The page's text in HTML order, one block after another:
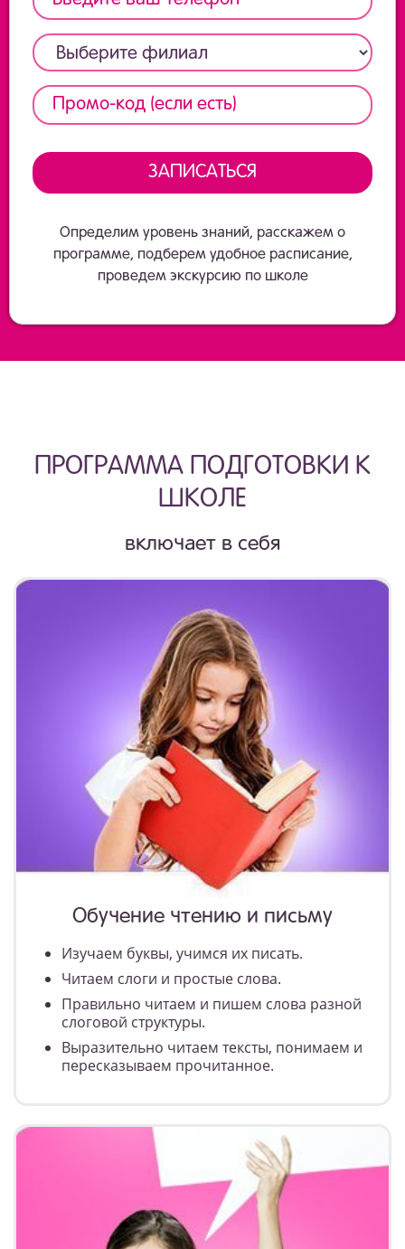
Определим уровень знаний, расскажем о
программе, подберем удобное расписание,
проведем экскурсию по школе
ПРОГРАММА ПОДГОТОВКИ К
ШКОЛЕ
включает в себя
Обучение чтению и письму
Изучаем буквы, учимся их писать.
Читаем слоги и простые слова.
Правильно читаем и пишем слова разной
слоговой структуры.
Выразительно читаем тексты, понимаем и
пересказываем прочитанное.